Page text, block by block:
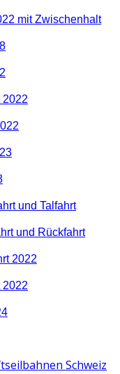
mit Zwischenhalt
2022
und Talfahrt
und Rückfahrt
2022
2022
Schweiz